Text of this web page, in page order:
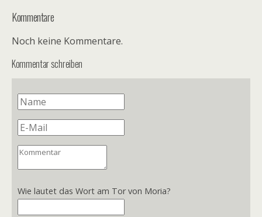
Kommentare
Noch keine Kommentare.
Kommentar schreiben
Wie lautet das Wort am Tor von Moria?